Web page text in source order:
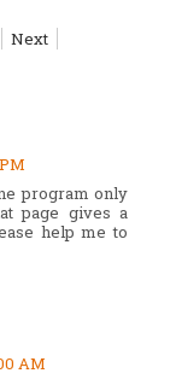
Next
program only
page gives a
help me to
AM